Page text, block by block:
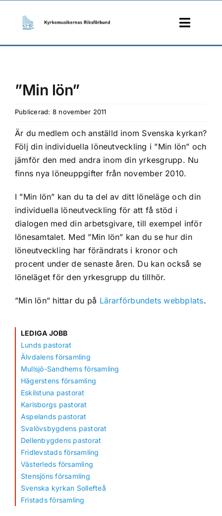
content
Toggle
JOBB
KONTAKT
”Min lön”
Publicerad: 8 november 2011
Är du medlem och anställd inom Svenska kyrkan?
Följ din individuella löneutveckling i ”Min lön” och
jämför den med andra inom din yrkesgrupp. Nu
finns nya löneuppgifter från november 2010.
I ”Min lön” kan du ta del av ditt löneläge och din
individuella löneutveckling för att få stöd i
dialogen med din arbetsgivare, till exempel inför
lönesamtalet. Med ”Min lön” kan du se hur din
löneutveckling har förändrats i kronor och
procent under de senaste åren. Du kan också se
löneläget för den yrkesgrupp du tillhör.
”Min lön” hittar du på Lärarförbundets webbplats.
LEDIGA JOBB
Lunds pastorat
Älvdalens församling
Mullsjö-Sandhems församling
Hägerstens församling
Eskilstuna pastorat
Karlsborgs pastorat
Aspelands pastorat
Svalövsbygdens pastorat
Dellenbygdens pastorat
Fridlevstads församling
Västerleds församling
Stensjöns församling
Svenska kyrkan Sollefteå
Fristads församling